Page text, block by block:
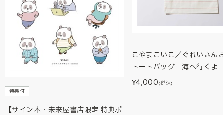
特典付
【サイン本・未来屋書店限定 特典ポ
こやまこいこ／ぐれいさん
トートバッグ 海へ行くよ
¥4,000(税込)